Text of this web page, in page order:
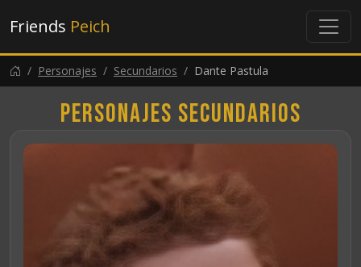
Friends Peich
Personajes Secundarios Dante Pastula
Personajes secundarios